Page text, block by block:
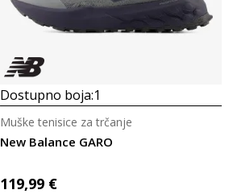
Dostupno boja:1
New Balance GARO
Muške tenisice za trčanje
119,99 €